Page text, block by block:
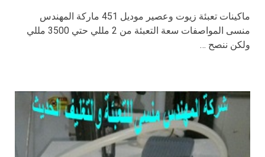
ماكينات تعبئة زيوت وعصير موديل 451 ماركة المهندس
منسى المواصفات سعة التعبئة من 2 مللي حتي 3500 مللي
ولكن ننصح …